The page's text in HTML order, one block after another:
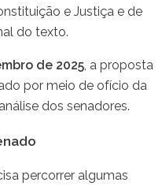
e Justiça e de
do texto.
de 2025, a proposta
por meio de ofício da
dos senadores.
percorrer algumas